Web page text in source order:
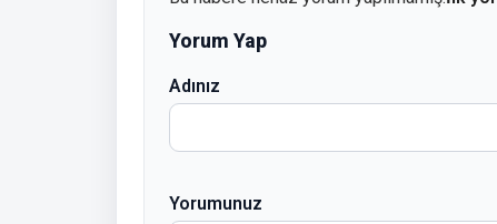
Yorum Yap
Adınız
Yorumunuz